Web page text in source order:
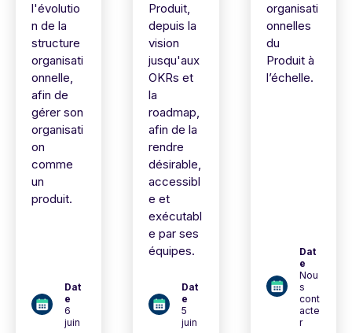
l'évolutio
n de la
structure
organisati
onnelle,
afin de
gérer son
organisati
on
comme
un
produit.
Dat
e
6
juin
Produit,
depuis la
vision
jusqu'aux
OKRs et
la
roadmap,
afin de la
rendre
désirable,
accessibl
e et
exécutabl
e par ses
équipes.
Dat
e
5
juin
organisati
onnelles
du
Produit à
l’échelle.
Dat
e
Nou
s
cont
acte
r